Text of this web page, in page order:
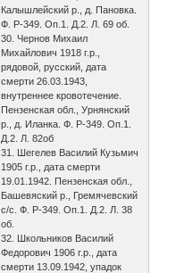
Калышлейский р., д. Пановка.
Ф. Р-349. Оп.1. Д.2. Л. 69 об.
30. Чернов Михаил
Михайлович 1918 г.р.,
рядовой, русский, дата
смерти 26.03.1943,
внутреннее кровотечение.
Пензенская обл., Урнянский
р., д. Иланка. Ф. Р-349. Оп.1.
Д.2. Л. 82об
31. Шегелев Василий Кузьмич
1905 г.р., дата смерти
19.01.1942. Пензенская обл.,
Башевяский р., Гремячевский
с/с. Ф. Р-349. Оп.1. Д.2. Л. 38
об.
32. Школьников Василий
Федорович 1906 г.р., дата
смерти 13.09.1942, упадок